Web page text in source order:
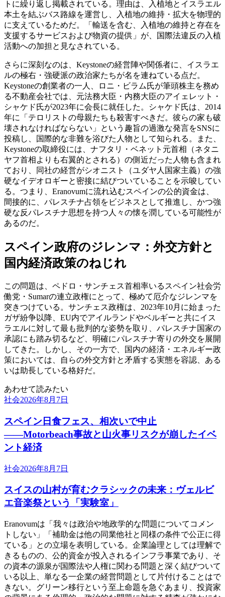
トに繰り返し掲載されている。理由は、入植地とイスラエル
本土を結ぶバス路線を運営し、入植地の維持・拡大を物理的
に支えているためだ。「輸送を含む、入植地の維持と存在を
支援するサービスおよび物資の提供」が、国際法違反の入植
活動への加担と見なされている。
さらに深刻なのは、Keystoneの経営陣や関係者に、イスラエ
ルの極右・強硬派の政治家たちが名を連ねている点だ。
Keystoneの創業者の一人、ロニ・ビラム氏が筆頭株主を務め
る不動産会社では、元法務大臣・内務大臣のアイェレット・
シャケド氏が2023年に会長に就任した。シャケド氏は、2014
年に「テロリストの母親たちも殺害すべきだ。彼らの家も破
壊されなければならない」という趣旨の過激な発言をSNSに
投稿し、国際的な非難を浴びた人物として知られる。また、
Keystoneの取締役には、ナフタリ・ベネット元首相（ネタニ
ヤフ首相よりも右翼的とされる）の側近だった人物も含まれ
ており、同社の経営がシオニスト（ユダヤ人国家主義）の強
硬なイデオロギーと密接に結びついていることを示唆してい
る。つまり、Eranovumに流れ込むスペインの公的資金は、
間接的に、パレスチナ占領をビジネスとして推進し、かつ強
硬な反パレスチナ思想を持つ人々の懐を潤している可能性が
あるのだ。
スペイン政府のジレンマ：外交方針と
国内経済政策のねじれ
この問題は、ペドロ・サンチェス首相率いるスペイン社会労
働党・Sumarの連立政権にとって、極めて厄介なジレンマを
突きつけている。サンチェス政権は、2023年10月に始まった
ガザ紛争以降、EU内でアイルランドやベルギーと共にイス
ラエルに対して最も批判的な姿勢を取り、パレスチナ国家の
承認にも踏み切るなど、明確にパレスチナ寄りの外交を展開
してきた。しかし、その一方で、国内の経済・エネルギー政
策においては、自らの外交方針と矛盾する実態を容認、ある
いは助長している格好だ。
あわせて読みたい
社会2026年8月7日
スペイン日食フェス、相次いで中止
――Motorbeach事故と山火事リスクが崩したイベ
ント経済
社会2026年8月7日
スイスの山村が育むクラシックの未来：ヴェルビ
エ音楽祭という「実験室」
Eranovumは「我々は政治や地政学的な問題についてコメン
トしない」「補助金は他の同業他社と同様の条件で公正に得
ている」との立場を表明している。企業論理としては理解で
きるものの、公的資金が投入されるインフラ事業であり、そ
の資本の源泉が国際法や人権に関わる問題と深く結びついて
いる以上、単なる一企業の経営問題として片付けることはで
きない。グリーン移行という至上命題を急ぐあまり、投資家